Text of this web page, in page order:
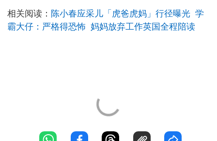
相关阅读： 陈小春应采儿「虎爸虎妈」行径曝光 学
霸大仔：严格得恐怖 妈妈放弃工作英国全程陪读